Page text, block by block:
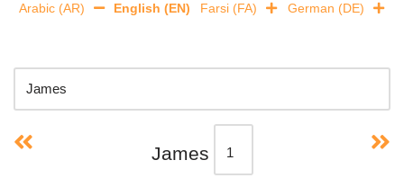
Arabic (AR) English (EN) Farsi (FA) German (DE)
James